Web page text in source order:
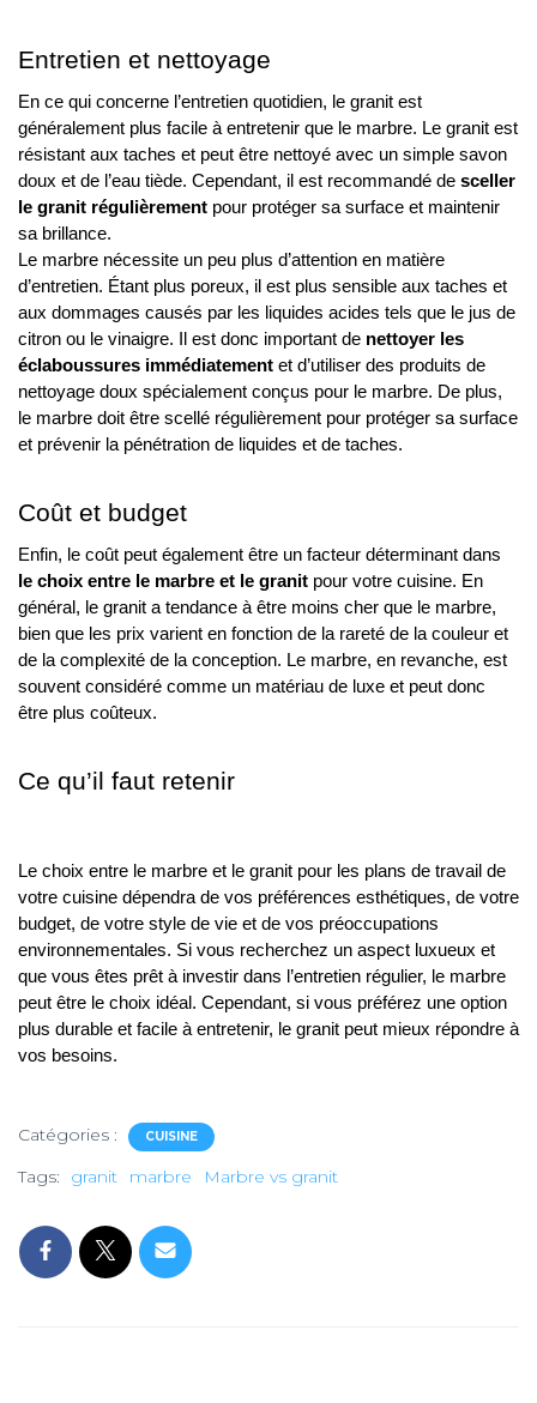
Entretien et nettoyage
En ce qui concerne l’entretien quotidien, le granit est
généralement plus facile à entretenir que le marbre. Le granit est
résistant aux taches et peut être nettoyé avec un simple savon
doux et de l’eau tiède. Cependant, il est recommandé de sceller
le granit régulièrement pour protéger sa surface et maintenir
sa brillance.
Le marbre nécessite un peu plus d’attention en matière
d’entretien. Étant plus poreux, il est plus sensible aux taches et
aux dommages causés par les liquides acides tels que le jus de
citron ou le vinaigre. Il est donc important de nettoyer les
éclaboussures immédiatement et d’utiliser des produits de
nettoyage doux spécialement conçus pour le marbre. De plus,
le marbre doit être scellé régulièrement pour protéger sa surface
et prévenir la pénétration de liquides et de taches.
Coût et budget
Enfin, le coût peut également être un facteur déterminant dans
le choix entre le marbre et le granit pour votre cuisine. En
général, le granit a tendance à être moins cher que le marbre,
bien que les prix varient en fonction de la rareté de la couleur et
de la complexité de la conception. Le marbre, en revanche, est
souvent considéré comme un matériau de luxe et peut donc
être plus coûteux.
Ce qu’il faut retenir
Le choix entre le marbre et le granit pour les plans de travail de
votre cuisine dépendra de vos préférences esthétiques, de votre
budget, de votre style de vie et de vos préoccupations
environnementales. Si vous recherchez un aspect luxueux et
que vous êtes prêt à investir dans l’entretien régulier, le marbre
peut être le choix idéal. Cependant, si vous préférez une option
plus durable et facile à entretenir, le granit peut mieux répondre à
vos besoins.
Catégories : CUISINE
Tags: granit marbre Marbre vs granit